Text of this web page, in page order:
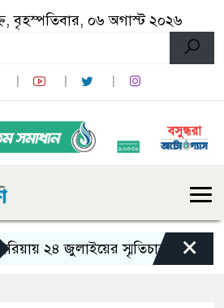
বৃহস্পতিবার, ০৬ অগাস্ট ২০২৬
২৪ জুলাইয়ের স্মৃতিচারণ: গুমের×